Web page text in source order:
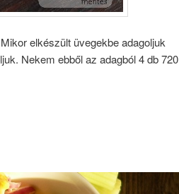
elkészült üvegekbe adagoljuk
Nekem ebből az adagból 4 db 720